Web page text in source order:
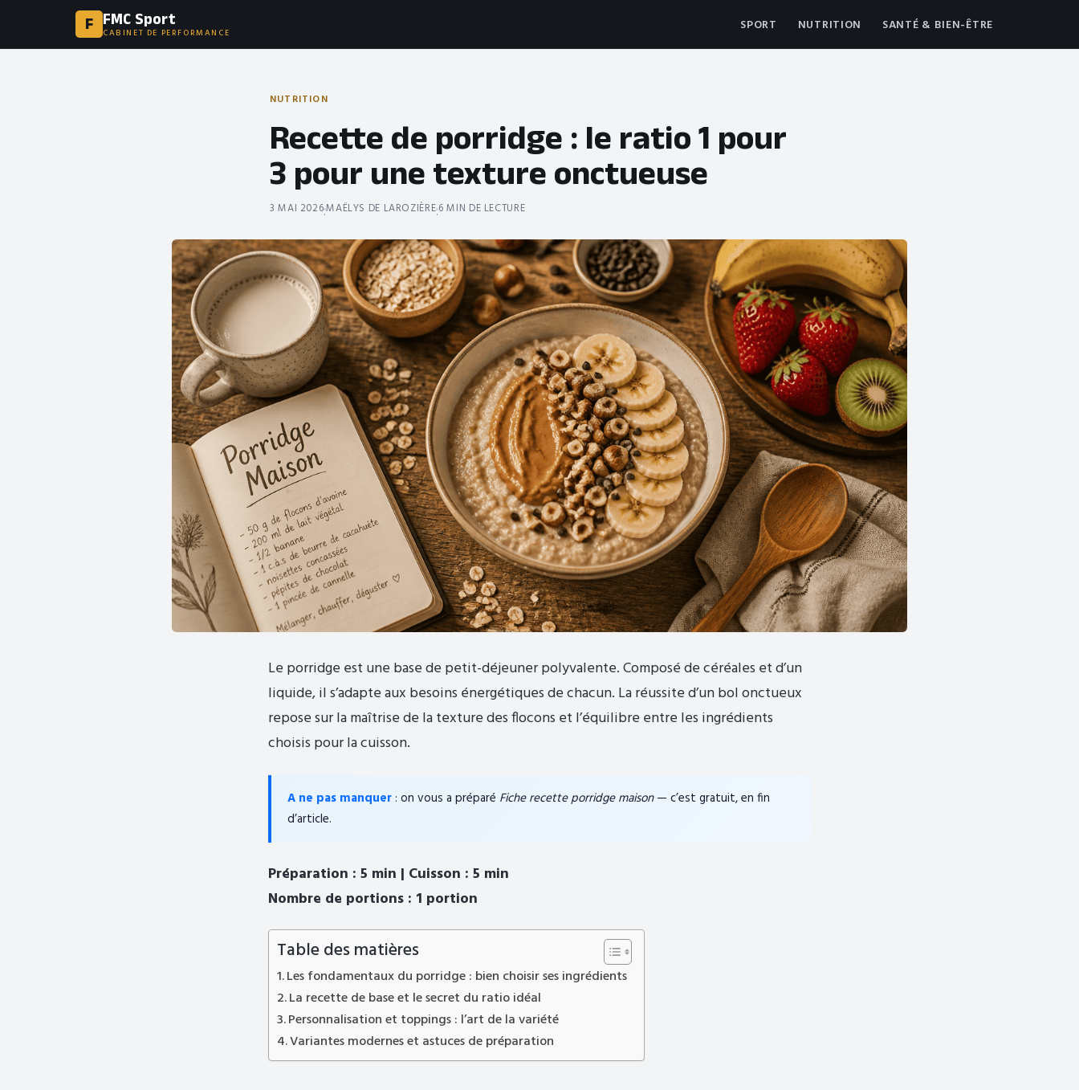
F FMC Sport
CABINET DE PERFORMANCE SPORT NUTRITION SANTÉ & BIEN-ÊTRE
NUTRITION
Recette de porridge : le ratio 1 pour
3 pour une texture onctueuse
3 MAI 2026·MAËLYS DE LAROZIÈRE·6 MIN DE LECTURE
Le porridge est une base de petit-déjeuner polyvalente. Composé de céréales et d’un
liquide, il s’adapte aux besoins énergétiques de chacun. La réussite d’un bol onctueux
repose sur la maîtrise de la texture des flocons et l’équilibre entre les ingrédients
choisis pour la cuisson.
A ne pas manquer : on vous a préparé Fiche recette porridge maison— c’est gratuit, en fin
d’article.
Préparation : 5 min | Cuisson : 5 min
Nombre de portions : 1 portion
Table des matières
Les fondamentaux du porridge : bien choisir ses ingrédients
La recette de base et le secret du ratio idéal
Personnalisation et toppings : l’art de la variété
Variantes modernes et astuces de préparation